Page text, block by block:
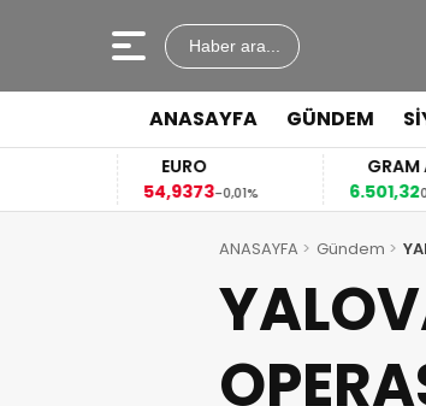
Haber ara...
ANASAYFA GÜNDEM
EURO
54,9373-0,01%
GRAM
6.501,320,13%
ANASAYFA Gündem